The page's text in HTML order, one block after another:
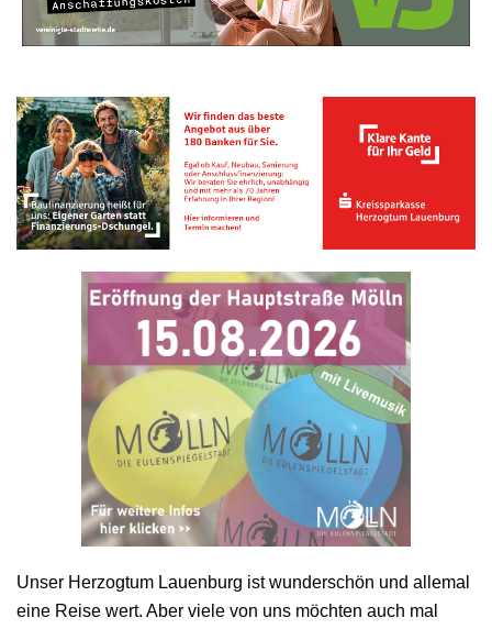
Unser Herzogtum Lauenburg ist wunderschön und allemal
eine Reise wert. Aber viele von uns möchten auch mal